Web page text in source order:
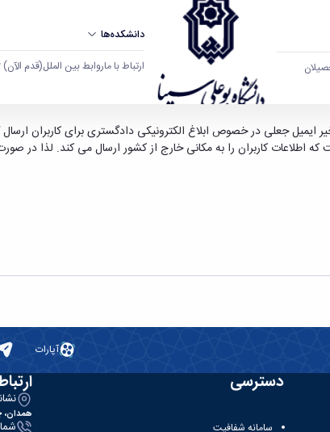
دانشکده‌ها
ارتباط با ماروابط بین الملل(قدم الآن) Apply Now
سینا همدان
جعلی در خصوص ابلاغ الکترونیکی دادگستری برای کاربران
اطلاعات کاربران را به مکانی خارج از کشور ارسال می کند. لذا در
آپارات
دسترسی
سامانه شفافیت
همدان،